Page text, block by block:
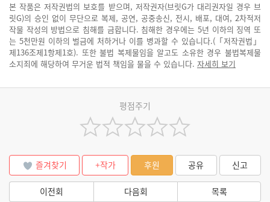
본 작품은 저작권법의 보호를 받으며, 저작권자(브릿G가 대리권자일 경우 브
릿G)의 승인 없이 무단으로 복제, 공연, 공중송신, 전시, 배포, 대여, 2차적저
작물 작성의 방법으로 침해를 금합니다. 침해한 경우에는 5년 이하의 징역 또
는 5천만원 이하의 벌금에 처하거나 이를 병과할 수 있습니다.(「저작권법」
제136조제1항제1호). 또한 불법 복제물임을 알고도 소유한 경우 불법복제물
소지죄에 해당하여 무거운 법적 책임을 물을 수 있습니다. 자세히 보기
평점주기
즐겨찾기 +작가 후원 공유 신고
이전회 다음회 목록